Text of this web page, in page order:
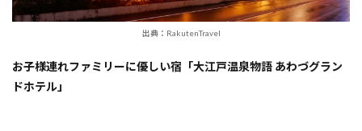
出典：RakutenTravel
お子様連れファミリーに優しい宿「大江戸温泉物語 あわづグラン
ドホテル」